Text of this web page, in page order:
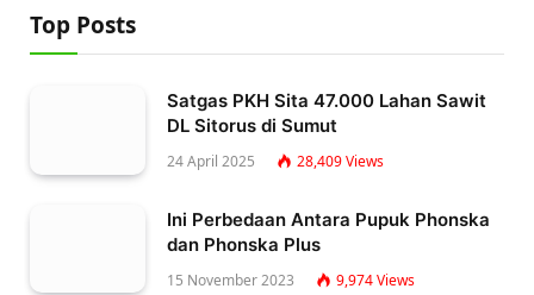
Top Posts
Satgas PKH Sita 47.000 Lahan Sawit
DL Sitorus di Sumut
24 April 2025 28,409Views
Ini Perbedaan Antara Pupuk Phonska
dan Phonska Plus
15 November 2023 9,974Views